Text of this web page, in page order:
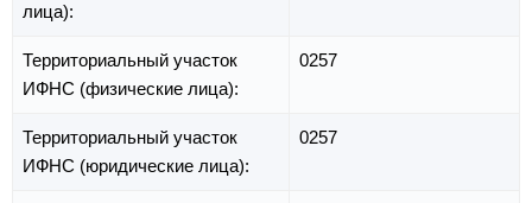
лица):
Территориальный участок
ИФНС (физические лица):
0257
Территориальный участок
ИФНС (юридические лица):
0257